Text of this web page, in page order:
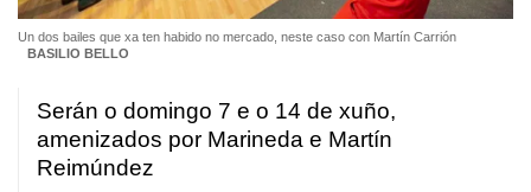
Un dos bailes que xa ten habido no mercado, neste caso con Martín Carrión
BASILIO BELLO
Serán o domingo 7 e o 14 de xuño,
amenizados por Marineda e Martín
Reimúndez